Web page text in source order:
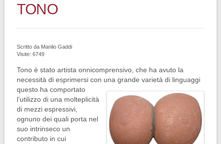
TONO
Scritto da Manlio Gaddi
Visite: 6749
Tono è stato artista onnicomprensivo, che ha avuto la
necessità di esprimersi con una grande varietà di linguaggi
questo ha comportato
l’utilizzo di una molteplicità
di mezzi espressivi,
ognuno dei quali porta nel
suo intrinseco un
contributo in cui